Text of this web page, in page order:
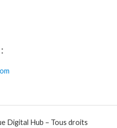
Digital Hub – Tous droits